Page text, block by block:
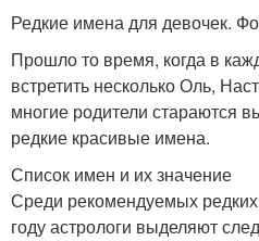
Редкие имена для девочек.
Прошло то время, когда в
встретить несколько Оль,
многие родители стараются
редкие красивые имена.
Список имен и их значение
Среди рекомендуемых
году астрологи выделяют